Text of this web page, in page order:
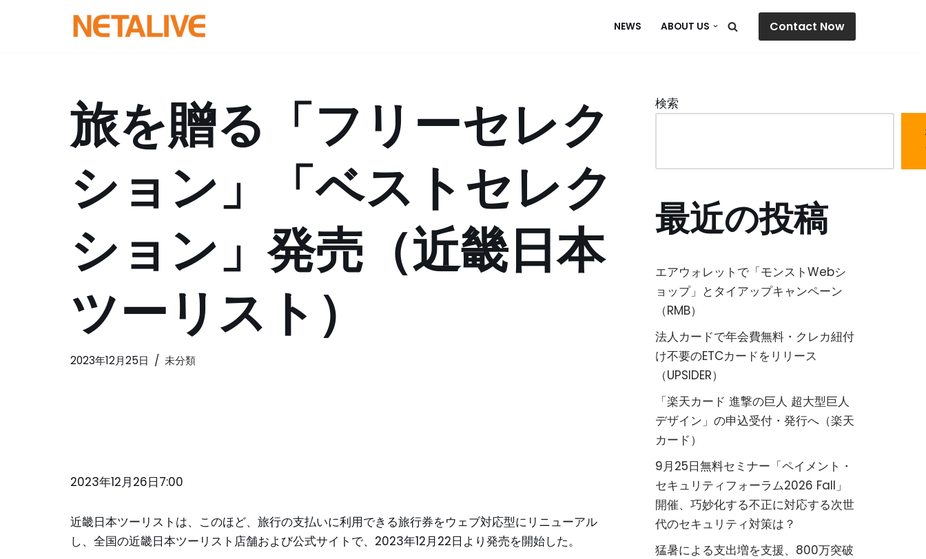
NEWS ABOUT US Contact Now
旅を贈る「フリーセレク
ション」「ベストセレク
ション」発売（近畿日本
ツーリスト）
2023年12月25日 未分類
2023年12月26日7:00
近畿日本ツーリストは、このほど、旅行の支払いに利用できる旅行券をウェブ対応型にリニューアル
し、全国の近畿日本ツーリスト店舗および公式サイトで、2023年12月22日より発売を開始した。
検索
最近の投稿
エアウォレットで「モンストWebシ
ョップ」とタイアップキャンペーン
（RMB）
法人カードで年会費無料・クレカ紐付
け不要のETCカードをリリース
（UPSIDER）
「楽天カード 進撃の巨人 超大型巨人
デザイン」の申込受付・発行へ（楽天
カード）
9月25日無料セミナー「ペイメント・
セキュリティフォーラム2026 Fall」
開催、巧妙化する不正に対応する次世
代のセキュリティ対策は？
猛暑による支出増を支援、800万突破